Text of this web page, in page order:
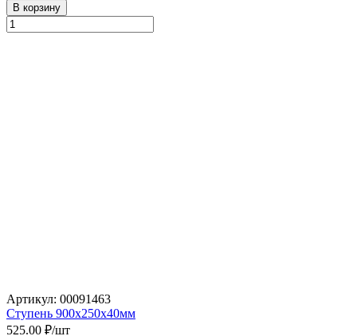
В корзину
Артикул: 00091463
Ступень 900х250х40мм
525.00 ₽/шт